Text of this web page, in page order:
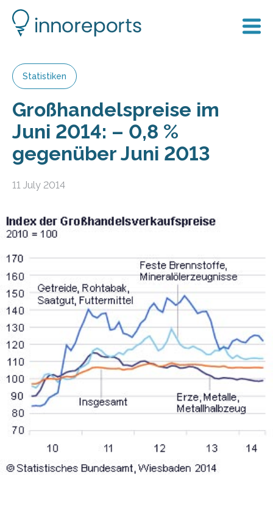
Statistiken
Großhandelspreise im
Juni 2014: – 0,8 %
gegenüber Juni 2013
11 July 2014